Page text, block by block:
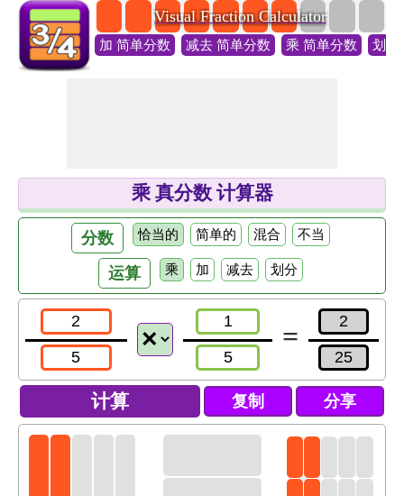
Visual Fraction Calculator
加 简单分数 减去 简单分数 乘 简单分数 划分
乘 真分数 计算器
分数 恰当的 简单的 混合 不当
运算 乘 加 减去 划分
=
复制 分享